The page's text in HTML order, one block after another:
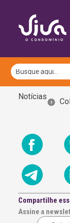
Notícias
Compartilhe
Assine a